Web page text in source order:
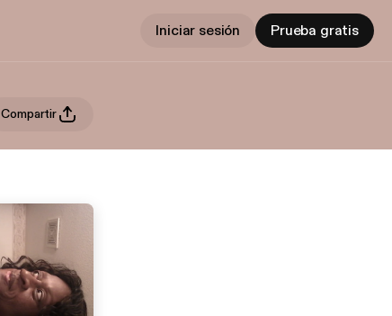
Iniciar sesión Prueba gratis
Compartir